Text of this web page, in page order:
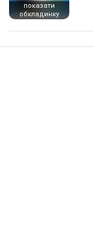
показати
обкладинку